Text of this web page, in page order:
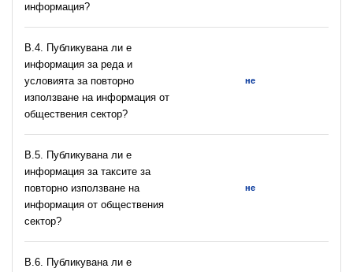
информация?
В.4. Публикувана ли е
информация за реда и
условията за повторно
използване на информация от
обществения сектор?
не
В.5. Публикувана ли е
информация за таксите за
повторно използване на
информация от обществения
сектор?
не
В.6. Публикувана ли е